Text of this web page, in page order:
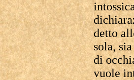
detto
sola,
di
vuole